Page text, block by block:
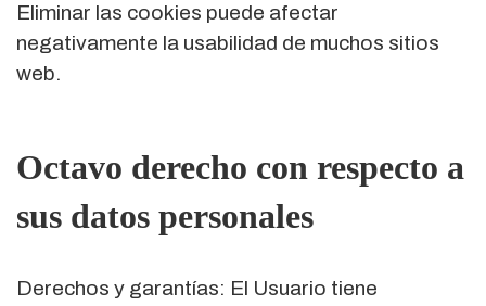
Eliminar las cookies puede afectar
negativamente la usabilidad de muchos sitios
web.
Octavo derecho con respecto a
sus datos personales
Derechos y garantías: El Usuario tiene